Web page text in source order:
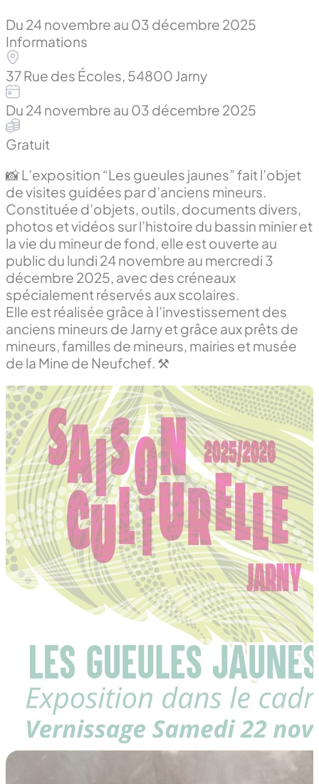
Du 24 novembre au 03 décembre 2025
Informations
37 Rue des Écoles, 54800 Jarny
Du 24 novembre au 03 décembre 2025
Gratuit
📸 L’exposition “Les gueules jaunes” fait l’objet
de visites guidées par d’anciens mineurs.
Constituée d’objets, outils, documents divers,
photos et vidéos sur l’histoire du bassin minier et
la vie du mineur de fond, elle est ouverte au
public du lundi 24 novembre au mercredi 3
décembre 2025, avec des créneaux
spécialement réservés aux scolaires.
Elle est réalisée grâce à l’investissement des
anciens mineurs de Jarny et grâce aux prêts de
mineurs, familles de mineurs, mairies et musée
de la Mine de Neufchef. ⚒️